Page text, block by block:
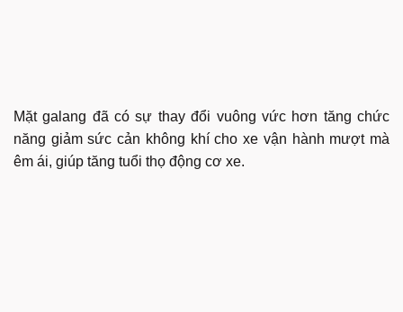
Mặt galang đã có sự thay đổi vuông vức hơn tăng chức
năng giảm sức cản không khí cho xe vận hành mượt mà
êm ái, giúp tăng tuổi thọ động cơ xe.